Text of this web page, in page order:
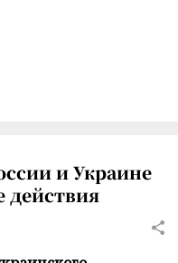
и Украине
действия